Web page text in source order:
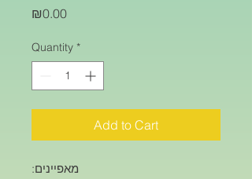
₪0.00Price
Quantity *
Add to Cart
מאפיינים: